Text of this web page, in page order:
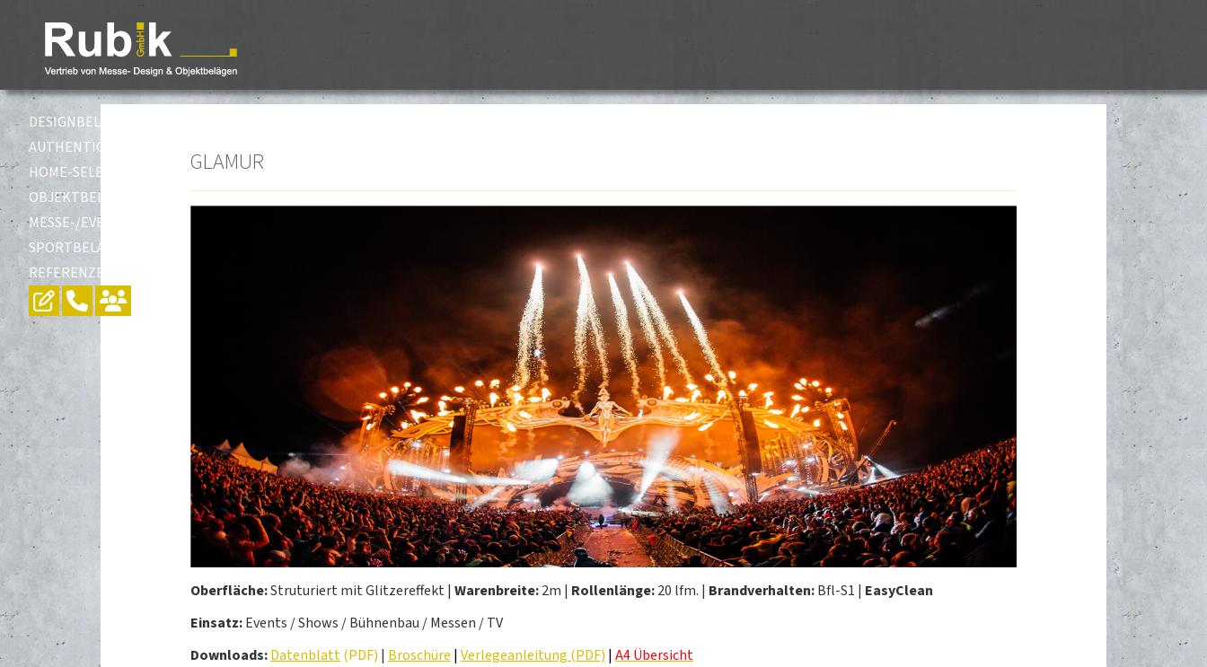
DESIGNBELÄGE
AUTHENTIC-SELECTION
HOME-SELECTION
OBJEKTBELÄGE
MESSE-/EVENTBELÄGE
SPORTBELÄGE
REFERENZEN
GLAMUR
Oberfläche:Struturiert mit Glitzereffekt | Warenbreite:2m | Rollenlänge:20 lfm. | Brandverhalten:Bfl-S1 | EasyClean
Einsatz:Events / Shows / Bühnenbau / Messen / TV
Downloads:Datenblatt(PDF) | Broschüre |Verlegeanleitung (PDF) |A4 Übersicht